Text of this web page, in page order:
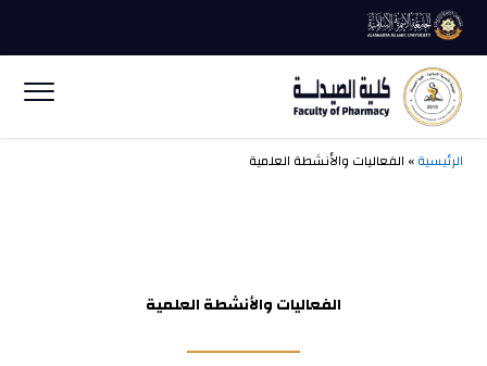
الرئيسية» الفعاليات والأنشطة العلمية
الفعاليات والأنشطة العلمية
ــــــــــــــــــــــــــ